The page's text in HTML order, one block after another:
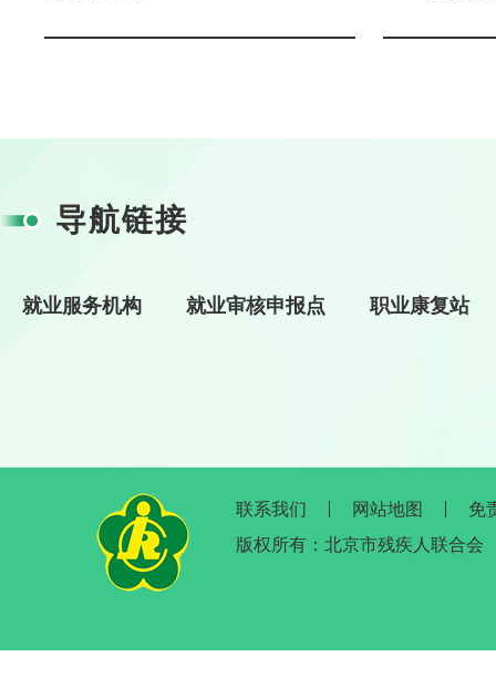
导航链接
就业服务机构 就业审核申报点 职业康复站
联系我们 网站地图
免
版权所有：北京市残疾人联合